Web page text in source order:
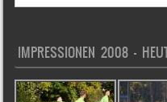
IMPRESSIONEN 2008 –